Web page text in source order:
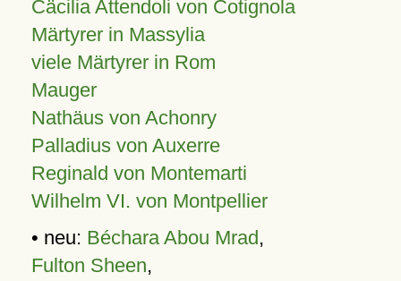
Cäcilia Attendoli von Cotignola
Märtyrer in Massylia
viele Märtyrer in Rom
Mauger
Nathäus von Achonry
Palladius von Auxerre
Reginald von Montemarti
Wilhelm VI. von Montpellier
• neu: Béchara Abou Mrad,
Fulton Sheen,